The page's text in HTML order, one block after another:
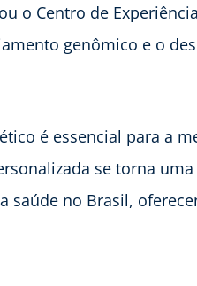
o Centro de
genômico e o
é essencial para a
se torna
no Brasil,